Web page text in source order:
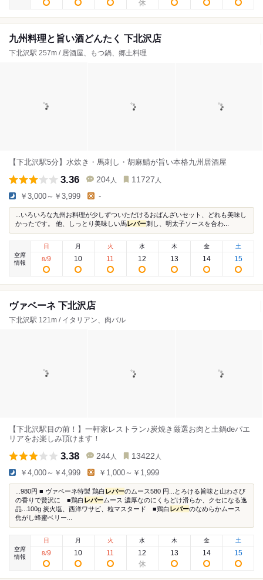
九州料理と旨い酒どんたく 下北沢店
下北沢駅 257m / 居酒屋、もつ鍋、郷土料理
【下北沢駅5分】水炊き・馬刺し・胡麻鯖が旨い本格九州居酒屋
3.36 204 人 11727 人
￥3,000～￥3,999 -
...いろいろな九州お料理が少しずついただけるおばんざいセット、どれも美味し
かったです。 他、しっとり美味しい馬 レバー刺し、明太子ソースを合わ...
空席
情報
日
8/9
月
10
火
11
水
12
木
13
金
14
土
15
ヴァベーネ 下北沢店
下北沢駅 121m / イタリアン、肉バル
【下北沢駅目の前！】一軒家レストラン♪炭焼き厳選お肉と土鍋deパエ
リアをお楽しみ頂けます！
3.38 244 人 13422 人
￥4,000～￥4,999 ￥1,000～￥1,999
...980円 ■ ヴァベーネ特製 鶏白 レバーのムース580 円...とろける旨味と山わさび
の香りで贅沢に ■鶏白 レバームース 濃厚なのにくちどけ滑らか、クセになる逸
品...100g 炭火塩、西洋ワサビ、粒マスタード ■鶏白 レバーのなめらかムース
焦がし蜂蜜ベリー...
空席
情報
日
8/9
月
10
火
11
水
12
木
13
金
14
土
15